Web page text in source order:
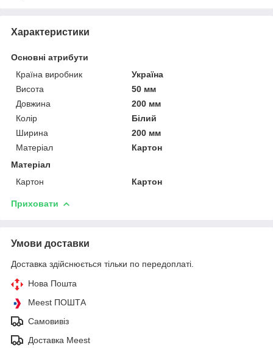
Характеристики
Основні атрибути
Країна виробник
Україна
Висота
50 мм
Довжина
200 мм
Колір
Білий
Ширина
200 мм
Матеріал
Картон
Матеріал
Картон
Картон
Приховати
Умови доставки
Доставка здійснюється тільки по передоплаті.
Нова Пошта
Meest ПОШТА
Самовивіз
Доставка Meest